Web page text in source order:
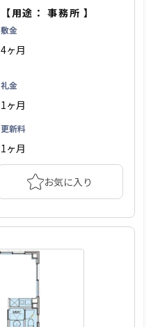
【用途：事務所 】
敷金
4ヶ月
礼金
1ヶ月
更新料
1ヶ月
お気に入り